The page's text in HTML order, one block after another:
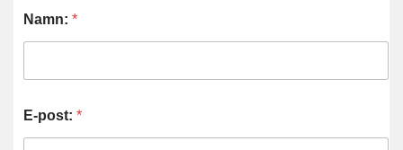
Namn: *
E-post: *